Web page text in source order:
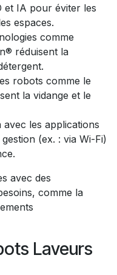
et IA pour éviter les
espaces.
comme
réduisent la
robots comme le
la vidange et le
avec les applications
(ex. : via Wi-Fi)
avec des
comme la
Laveurs